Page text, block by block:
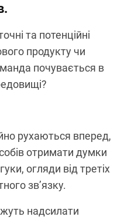
та потенційні
продукту чи
почувається в
рухаються вперед,
отримати думки
огляди від третіх
зв’язку.
надсилати